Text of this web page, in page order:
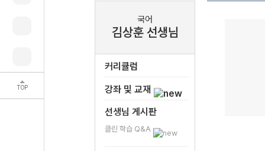
TOP
국어
김상훈 선생님
커리큘럼
강좌 및 교재
선생님 게시판
클린 학습 Q&A